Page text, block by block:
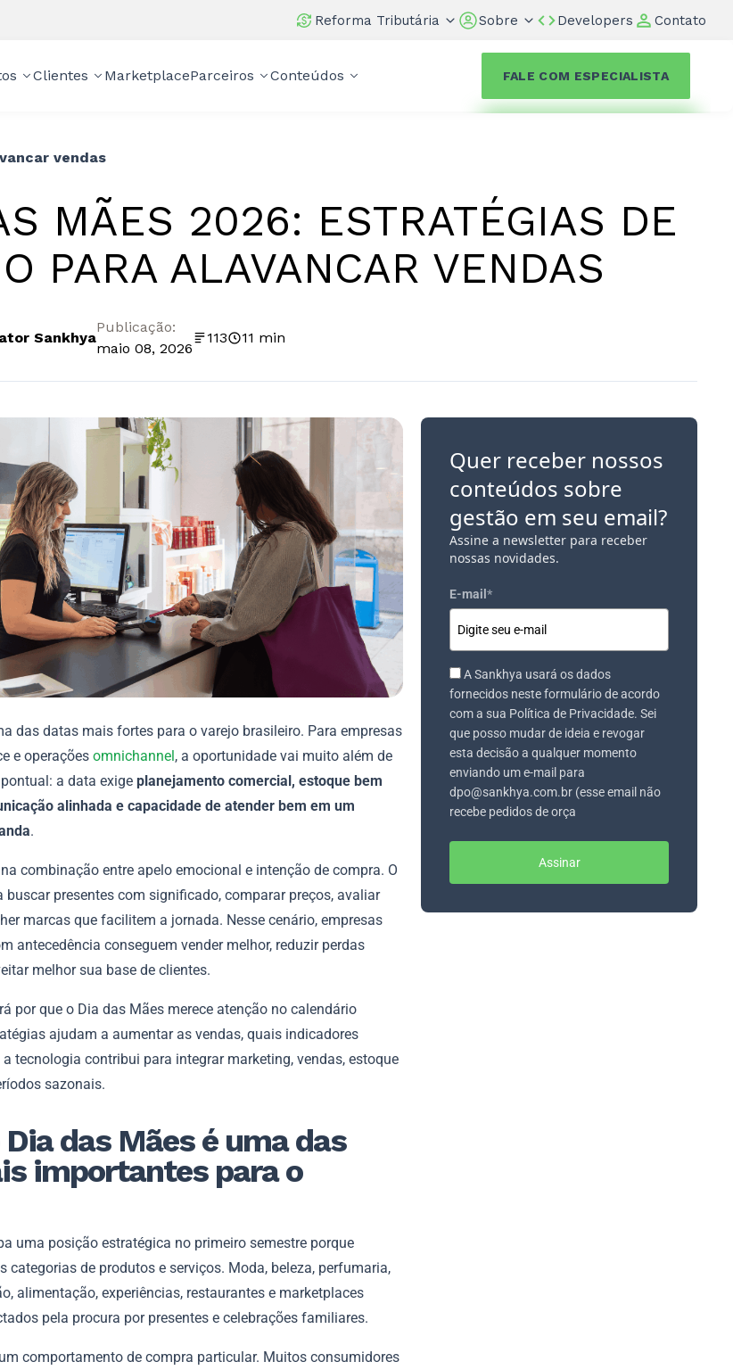
Reforma Tributária Sobre Developers Contato
Clientes MarketplaceParceiros Conteúdos FALE COM ESPECIALISTA
vendas
MÃES 2026: ESTRATÉGIAS DE
PARA ALAVANCAR VENDAS
Sankhya
Publicação:
maio 08, 2026
113 11 min
das datas mais fortes para o varejo brasileiro. Para empresas
e operações omnichannel , a oportunidade vai muito além de
a data exige planejamento comercial, estoque bem
alinhada e capacidade de atender bem em um
.
combinação entre apelo emocional e intenção de compra. O
presentes com significado, comparar preços, avaliar
marcas que facilitem a jornada. Nesse cenário, empresas
antecedência conseguem vender melhor, reduzir perdas
melhor sua base de clientes.
por que o Dia das Mães merece atenção no calendário
ajudam a aumentar as vendas, quais indicadores
tecnologia contribui para integrar marketing, vendas, estoque
sazonais.
Dia das Mães é uma das
importantes para o
uma posição estratégica no primeiro semestre porque
categorias de produtos e serviços. Moda, beleza, perfumaria,
alimentação, experiências, restaurantes e marketplaces
pela procura por presentes e celebrações familiares.
comportamento de compra particular. Muitos consumidores
Quer receber nossos
conteúdos sobre
gestão em seu email?
Assine a newsletter para receber
nossas novidades.
E-mail *
A Sankhya usará os dados
fornecidos neste formulário de acordo
com a sua Política de Privacidade. Sei
que posso mudar de ideia e revogar
esta decisão a qualquer momento
enviando um e-mail para
dpo@sankhya.com.br (esse email não
recebe pedidos de orça
Assinar